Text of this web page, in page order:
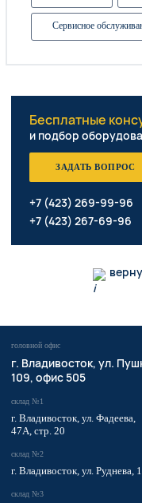
Сервисное
Бесплатные
и подбор
ЗАДАТЬ ВОПРОС
+7 (423) 269-99-96
+7 (423) 267-69-96
головной офис
​г. Владивосток, ул.
109, офис 505
склад №1
г. Владивосток, ул. Фадеева,
47А, стр. 20
склад №2
г. Владивосток, ул. Руднева,
склад №3